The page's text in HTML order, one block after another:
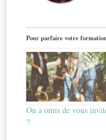
Pour parfaire votre
On a omis de vous
?